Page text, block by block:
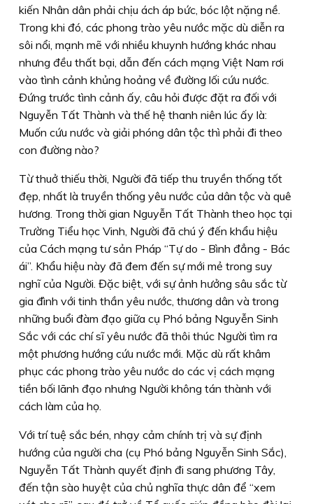
kiến Nhân dân phải chịu ách áp bức, bóc lột nặng nề.
Trong khi đó, các phong trào yêu nước mặc dù diễn ra
sôi nổi, mạnh mẽ với nhiều khuynh hướng khác nhau
nhưng đều thất bại, dẫn đến cách mạng Việt Nam rơi
vào tình cảnh khủng hoảng về đường lối cứu nước.
Đứng trước tình cảnh ấy, câu hỏi được đặt ra đối với
Nguyễn Tất Thành và thế hệ thanh niên lúc ấy là:
Muốn cứu nước và giải phóng dân tộc thì phải đi theo
con đường nào?
Từ thuở thiếu thời, Người đã tiếp thu truyền thống tốt
đẹp, nhất là truyền thống yêu nước của dân tộc và quê
hương. Trong thời gian Nguyễn Tất Thành theo học tại
Trường Tiểu học Vinh, Người đã chú ý đến khẩu hiệu
của Cách mạng tư sản Pháp “Tự do - Bình đẳng - Bác
ái”. Khẩu hiệu này đã đem đến sự mới mẻ trong suy
nghĩ của Người. Đặc biệt, với sự ảnh hưởng sâu sắc từ
gia đình với tinh thần yêu nước, thương dân và trong
những buổi đàm đạo giữa cụ Phó bảng Nguyễn Sinh
Sắc với các chí sĩ yêu nước đã thôi thúc Người tìm ra
một phương hướng cứu nước mới. Mặc dù rất khâm
phục các phong trào yêu nước do các vị cách mạng
tiền bối lãnh đạo nhưng Người không tán thành với
cách làm của họ.
Với trí tuệ sắc bén, nhạy cảm chính trị và sự định
hướng của người cha (cụ Phó bảng Nguyễn Sinh Sắc),
Nguyễn Tất Thành quyết định đi sang phương Tây,
đến tận sào huyệt của chủ nghĩa thực dân để “xem